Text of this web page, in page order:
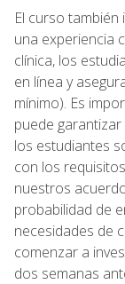
El curso
una experiencia
clínica, los
en línea y
mínimo). Es
puede
los estudiantes
con los
nuestros
probabilidad de
necesidades de
comenzar a
dos semanas